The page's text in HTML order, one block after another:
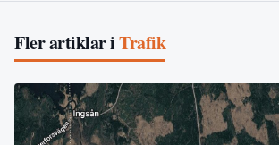
Fler artiklar iTrafik